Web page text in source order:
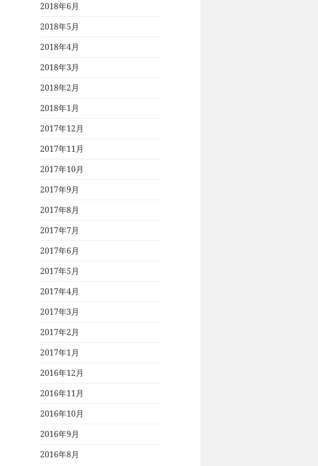
2018年6月
2018年5月
2018年4月
2018年3月
2018年2月
2018年1月
2017年12月
2017年11月
2017年10月
2017年9月
2017年8月
2017年7月
2017年6月
2017年5月
2017年4月
2017年3月
2017年2月
2017年1月
2016年12月
2016年11月
2016年10月
2016年9月
2016年8月